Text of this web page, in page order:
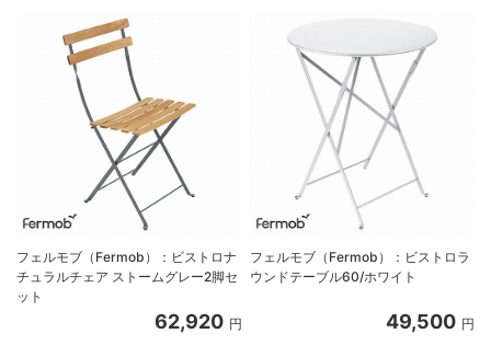
フェルモブ（Fermob）：ビストロナ
チュラルチェア ストームグレー2脚セ
ット
62,920 円
フェルモブ（Fermob）：ビストロラ
ウンドテーブル60/ホワイト
49,500 円